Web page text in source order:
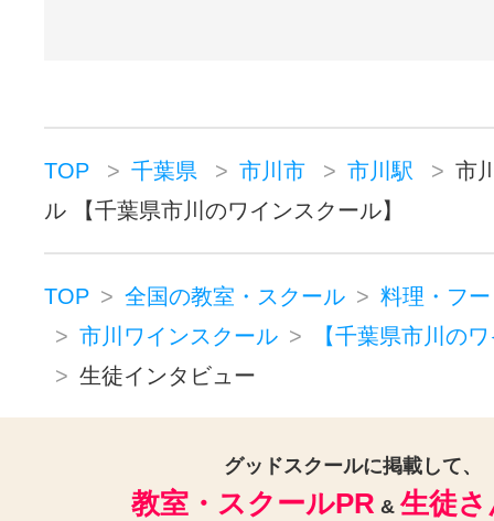
TOP 千葉県 市川市 市川駅
市
ル 【千葉県市川のワインスクール】
TOP 全国の教室・スクール
料理・フ
市川ワインスクール
【千葉県市川の
生徒インタビュー
グッドスクールに掲載して、
教室・スクールPR & 生徒